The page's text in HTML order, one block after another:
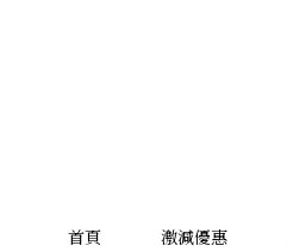
首頁 激減優惠